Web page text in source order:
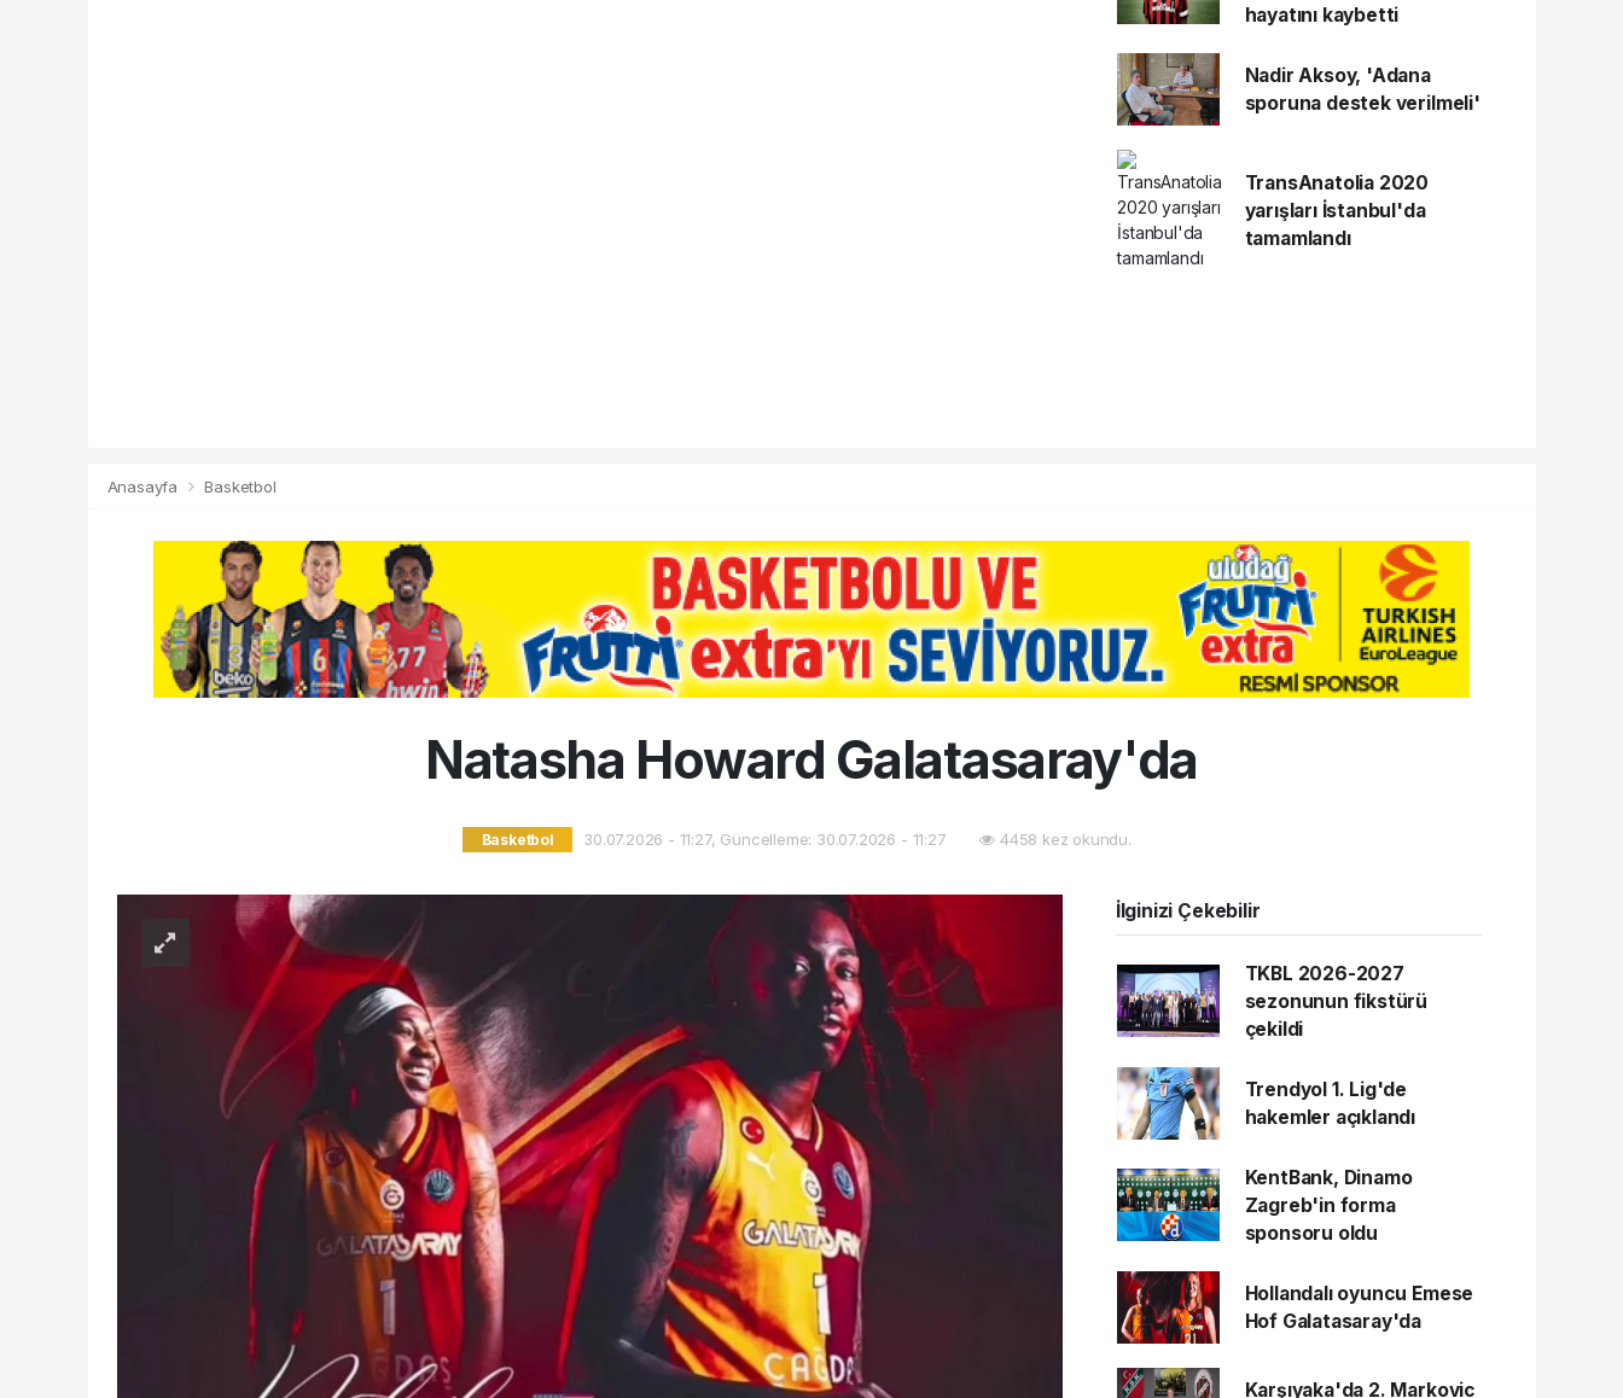
hayatını kaybetti
Nadir Aksoy, 'Adana
sporuna destek verilmeli'
TransAnatolia 2020
yarışları İstanbul'da
tamamlandı
Anasayfa Basketbol
Natasha Howard Galatasaray'da
Basketbol 30.07.2026 - 11:27, Güncelleme: 30.07.2026 - 11:27 4458 kez okundu.
İlginizi Çekebilir
TKBL 2026-2027
sezonunun fikstürü
çekildi
Trendyol 1. Lig'de
hakemler açıklandı
KentBank, Dinamo
Zagreb'in forma
sponsoru oldu
Hollandalı oyuncu Emese
Hof Galatasaray'da
Karşıyaka'da 2. Markovic